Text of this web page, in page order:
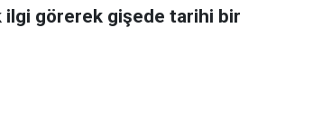
ilgi görerek gişede tarihi bir